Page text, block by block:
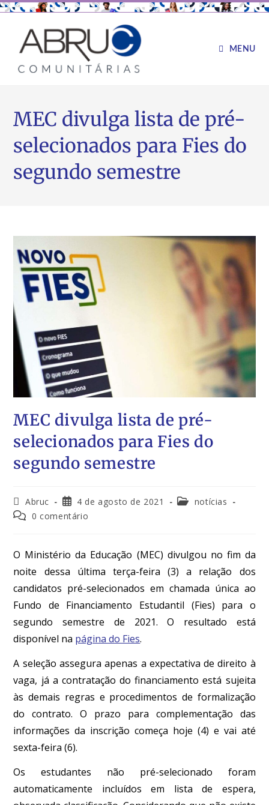
MENU
MEC divulga lista de pré-
selecionados para Fies do
segundo semestre
MEC divulga lista de pré-
selecionados para Fies do
segundo semestre
Abruc 4 de agosto de 2021
notícias
0 comentário
O Ministério da Educação (MEC) divulgou no fim da
noite dessa última terça-feira (3) a relação dos
candidatos pré-selecionados em chamada única ao
Fundo de Financiamento Estudantil (Fies) para o
segundo semestre de 2021. O resultado está
disponível na página do Fies.
A seleção assegura apenas a expectativa de direito à
vaga, já a contratação do financiamento está sujeita
às demais regras e procedimentos de formalização
do contrato. O prazo para complementação das
informações da inscrição começa hoje (4) e vai até
sexta-feira (6).
Os estudantes não pré-selecionado foram
automaticamente incluídos em lista de espera,